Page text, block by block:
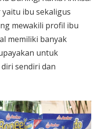
ibu sekaligus
mewakili profil ibu
memiliki banyak
untuk
sendiri dan